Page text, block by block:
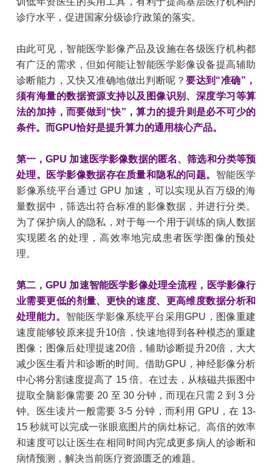
诊疗水平，促进国家分级诊疗政策的落实。
由此可见，智能医学影像产品及设施在各级医疗机构都
有广泛的需求，但如何能让智能医学影像设备提高辅助
诊断能力，又快又准确地做出判断呢？要达到“准确”，
须有海量的数据资源支持以及图像识别、深度学习等算
法的加持，而要做到“快”，算力的提升则是必不可少的
条件。而GPU恰好是提升算力的通用核心产品。
第一，GPU 加速医学影像数据的匿名、筛选和分类等预
处理。医学影像数据存在质量和隐私的问题。 智能医学
影像系统平台通过 GPU 加速，可以实现从百万级的海
量数据中，筛选出符合标准的影像数据，并进行分类。
为了保护病人的隐私，对于每一个用于训练的病人数据
实现匿名的处理，高效率地完成患者医学图像的预处
理。
第二，GPU 加速智能医学影像处理全流程，医学影像行
业需要更低的剂量、更快的速度、更高维度数据分析和
处理能力。 智能医学影像系统平台采用GPU，图像重建
速度能够较原来提升10倍，快速地得到各种模态的重建
图像；图像后处理提速20倍，辅助诊断提升20倍，大大
减少医生看片和诊断的时间。借助GPU，神经影像分析
中心将分割速度提高了 15 倍。在过去，从核磁共振图中
提取全脑影像需要 20 至 30 分钟，而现在只需 2 到 3 分
钟。医生读片一般需要 3-5 分钟，而利用 GPU，在 13-
15 秒就可以完成一张眼底图片的病灶标记。高倍的效率
和速度可以让医生在相同时间内完成更多病人的诊断和
病情预测，解决当前医疗资源匮乏的难题。